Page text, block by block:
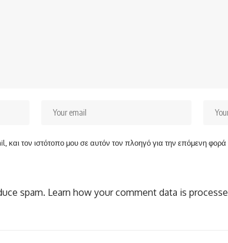
και τον ιστότοπο μου σε αυτόν τον πλοηγό για την επόμενη
spam. Learn how your comment data is